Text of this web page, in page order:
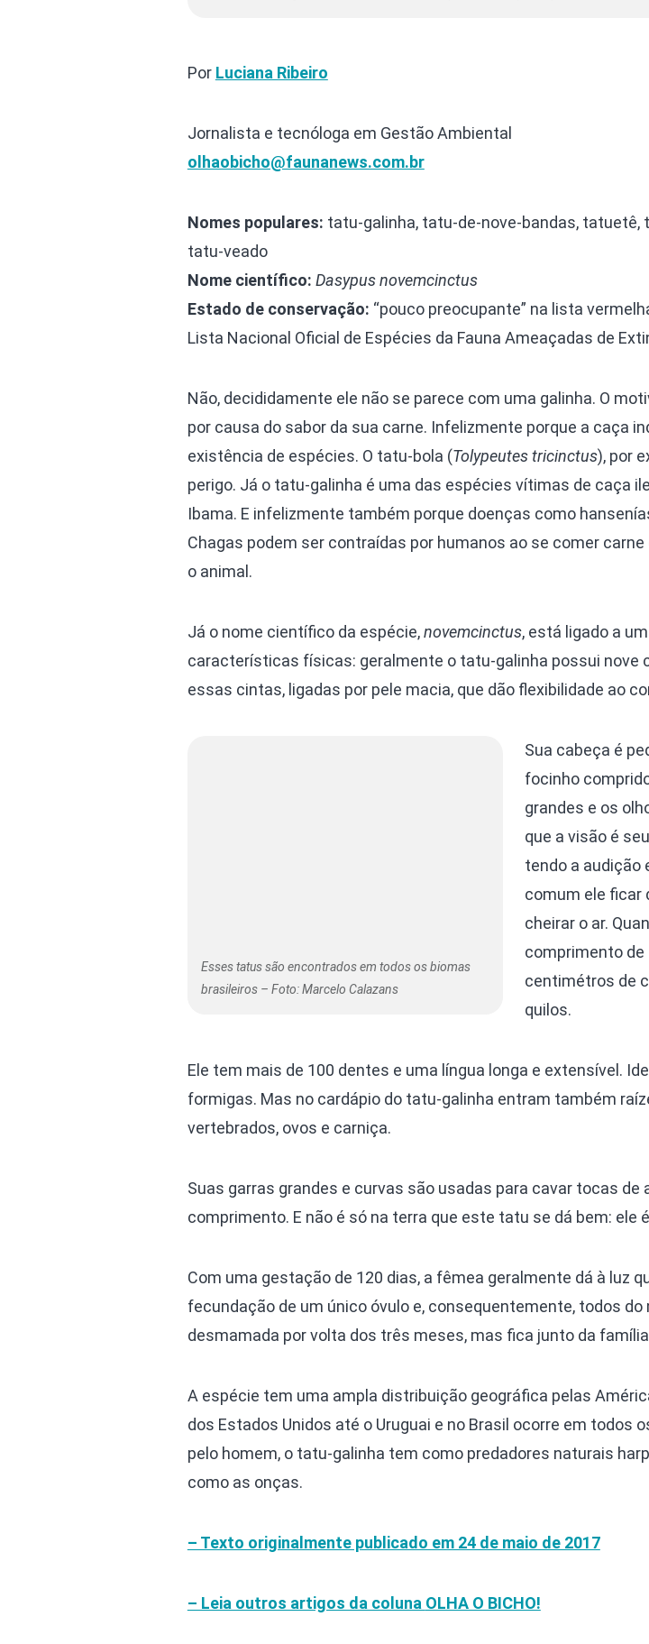
Por Luciana Ribeiro
Jornalista e tecnóloga em Gestão Ambiental
olhaobicho@faunanews.com.br
Nomes populares: tatu-galinha, tatu-de-nove-bandas, tatuetê,
tatu-veado
Nome científico: Dasypus novemcinctus
Estado de conservação: “pouco preocupante” na lista
Lista Nacional Oficial de Espécies da Fauna Ameaçadas de
Não, decididamente ele não se parece com uma galinha. O
por causa do sabor da sua carne. Infelizmente porque a caça
existência de espécies. O tatu-bola (Tolypeutes tricinctus), por
perigo. Já o tatu-galinha é uma das espécies vítimas de caça
Ibama. E infelizmente também porque doenças como
Chagas podem ser contraídas por humanos ao se comer
o animal.
Já o nome científico da espécie,novemcinctus, está ligado a
características físicas: geralmente o tatu-galinha possui nove
essas cintas, ligadas por pele macia, que dão flexibilidade ao
Esses tatus são encontrados em todos os biomas
brasileiros – Foto: Marcelo Calazans
Sua cabeça é
focinho
grandes e os
que a visão é
tendo a audição
comum ele ficar
cheirar o ar.
comprimento
centimétros de
quilos.
Ele tem mais de 100 dentes e uma língua longa e extensível.
formigas. Mas no cardápio do tatu-galinha entram também
vertebrados, ovos e carniça.
Suas garras grandes e curvas são usadas para cavar tocas de
comprimento. E não é só na terra que este tatu se dá bem: ele
Com uma gestação de 120 dias, a fêmea geralmente dá à luz
fecundação de um único óvulo e, consequentemente, todos do
desmamada por volta dos três meses, mas fica junto da
A espécie tem uma ampla distribuição geográfica pelas
dos Estados Unidos até o Uruguai e no Brasil ocorre em todos
pelo homem, o tatu-galinha tem como predadores naturais
como as onças.
– Texto originalmente publicado em 24 de maio de 2017
– Leia outros artigos da coluna OLHA O BICHO!